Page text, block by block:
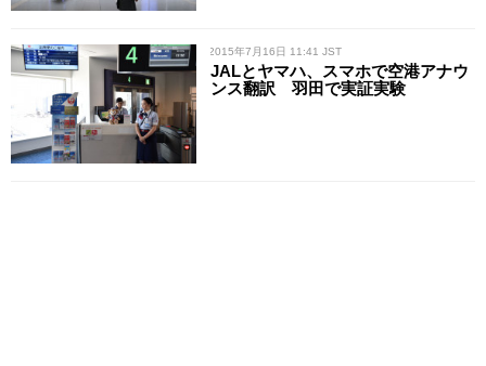
/ 2015年7月16日 11:41 JST
JALとヤマハ、スマホで空港アナウ
ンス翻訳 羽田で実証実験